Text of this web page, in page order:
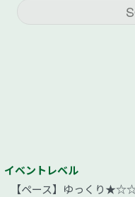
イベントレベル
【ペース】ゆっくり